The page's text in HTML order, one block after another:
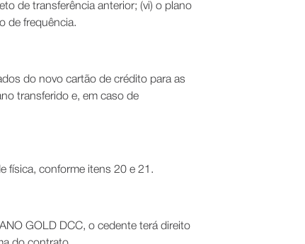
de transferência anterior; (vi) o plano
de frequência.
do novo cartão de crédito para as
transferido e, em caso de
física, conforme itens 20 e 21.
GOLD DCC, o cedente terá direito